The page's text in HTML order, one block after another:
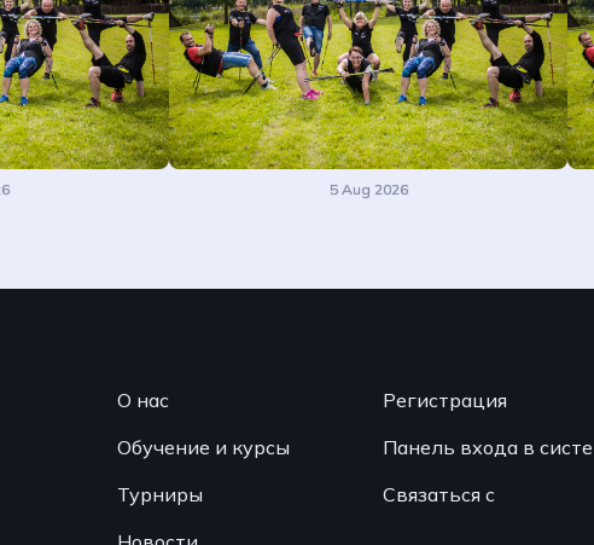
5 Aug 2026
О нас
Обучение и курсы
Турниры
Регистрация
Панель входа в
Связаться с